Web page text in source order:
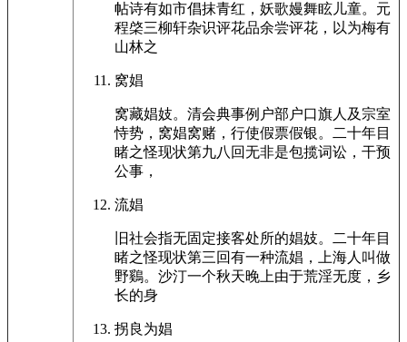
帖诗有如市倡抹青红，妖歌嫚舞眩儿童。元
程棨三柳轩杂识评花品余尝评花，以为梅有
山林之
窝娼
窝藏娼妓。清会典事例户部户口旗人及宗室
恃势，窝娼窝赌，行使假票假银。二十年目
睹之怪现状第九八回无非是包揽词讼，干预
公事，
流娼
旧社会指无固定接客处所的娼妓。二十年目
睹之怪现状第三回有一种流娼，上海人叫做
野鷄。沙汀一个秋天晚上由于荒淫无度，乡
长的身
拐良为娼